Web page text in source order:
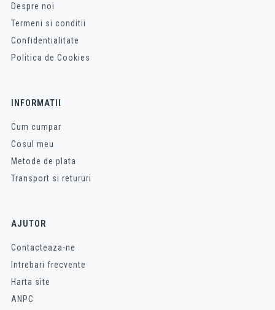
Despre noi
Termeni si conditii
Confidentialitate
Politica de Cookies
INFORMATII
Cum cumpar
Cosul meu
Metode de plata
Transport si retururi
AJUTOR
Contacteaza-ne
Intrebari frecvente
Harta site
ANPC